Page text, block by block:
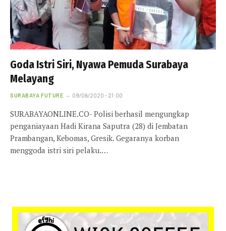
Goda Istri Siri, Nyawa Pemuda Surabaya
Melayang
SURABAYA FUTURE 09/06/2020 - 21:00
SURABAYAONLINE.CO- Polisi berhasil mengungkap
penganiayaan Hadi Kirana Saputra (28) di Jembatan
Prambangan, Kebomas, Gresik. Gegaranya korban
menggoda istri siri pelaku.…